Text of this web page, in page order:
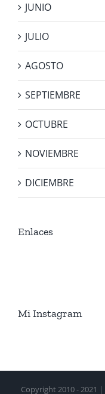
JUNIO
JULIO
AGOSTO
SEPTIEMBRE
OCTUBRE
NOVIEMBRE
DICIEMBRE
Enlaces
Mi Instagram
Copyright 2010 - 2021 |